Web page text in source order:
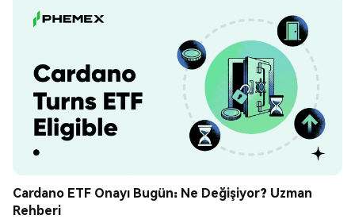
Cardano ETF Onayı Bugün: Ne Değişiyor? Uzman
Rehberi